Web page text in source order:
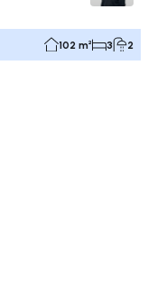
102 m² 3 2